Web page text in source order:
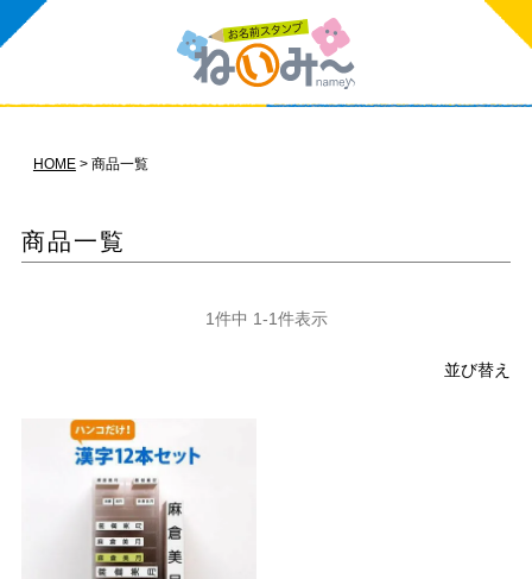
HOME 商品一覧
商品一覧
並び替え
1件中 1-1件表示